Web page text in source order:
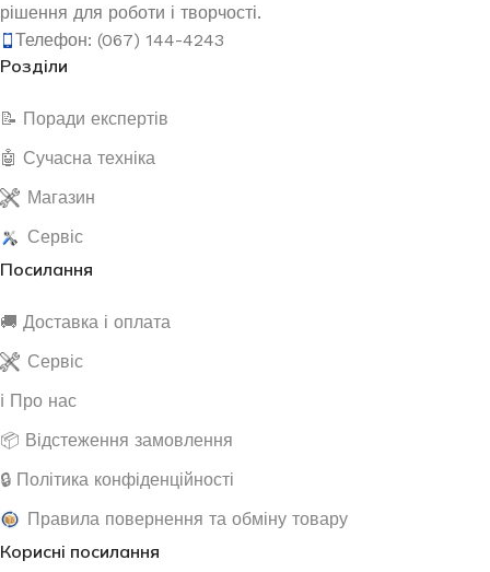
рішення для роботи і творчості.
Телефон: (067) 144-4243
Розділи
📝 Поради експертів
🤖 Сучасна техніка
Магазин
Сервіс
Посилання
🚚 Доставка і оплата
Сервіс
ℹ️ Про нас
📦 Відстеження замовлення
🔒 Політика конфіденційності
Правила повернення та обміну товару
Корисні посилання